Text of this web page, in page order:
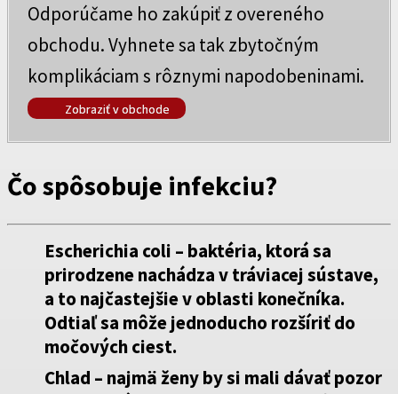
Odporúčame ho zakúpiť z overeného
obchodu. Vyhnete sa tak zbytočným
komplikáciam s rôznymi napodobeninami.
Zobraziť v obchode
Čo spôsobuje infekciu?
Escherichia coli – baktéria, ktorá sa
prirodzene nachádza v tráviacej sústave,
a to najčastejšie v oblasti konečníka.
Odtiaľ sa môže jednoducho rozšíriť do
močových ciest.
Chlad – najmä ženy by si mali dávať pozor